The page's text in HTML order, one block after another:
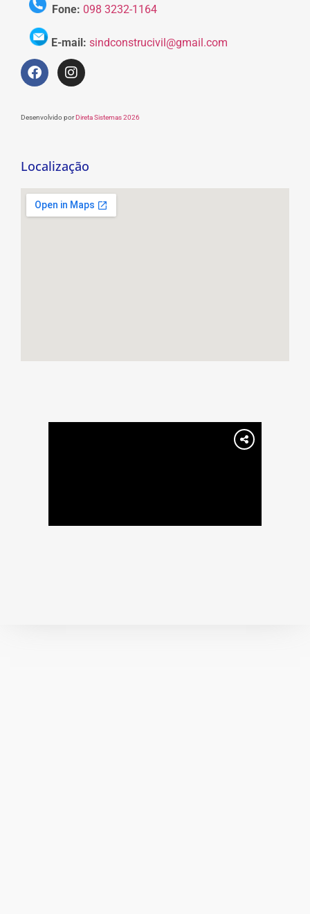
Fone: 098 3232-1164
E-mail: sindconstrucivil@gmail.com
Desenvolvido porDireta Sistemas 2026
Localização